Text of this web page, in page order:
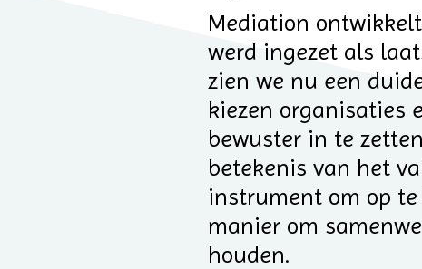
Mediation
werd ingezet als
zien we nu een
kiezen organisaties
bewuster in te
betekenis van het
instrument om op te
manier om
houden.